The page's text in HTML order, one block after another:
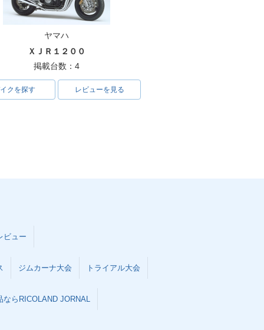
ヤマハ
ＸＪＲ１２００
掲載台数：4
クを探す レビューを見る
ビュー
ジムカーナ大会 トライアル大会
ならRICOLAND JORNAL